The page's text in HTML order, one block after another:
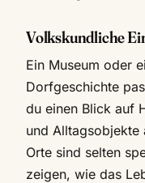
Volkskundliche
Ein Museum oder
Dorfgeschichte
du einen Blick auf
und Alltagsobjekte
Orte sind selten
zeigen, wie das